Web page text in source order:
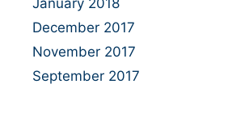
December 2017
November 2017
September 2017